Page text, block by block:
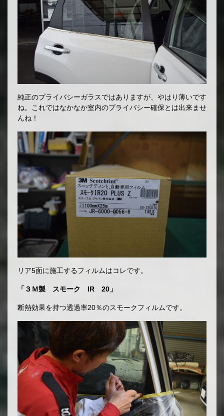
純正のプライバシーガラスではありますが、やはり薄いです
ね。これではなかなか室内のプライバシー確保とは出来ませ
んね！
リア5面に施工するフィルムはコレです。
「３Ｍ製 スモーク IR 20」
断熱効果を持つ透過率20％のスモークフィルムです。